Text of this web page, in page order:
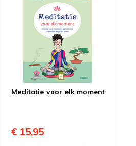
Meditatie voor elk moment
€ 15,95